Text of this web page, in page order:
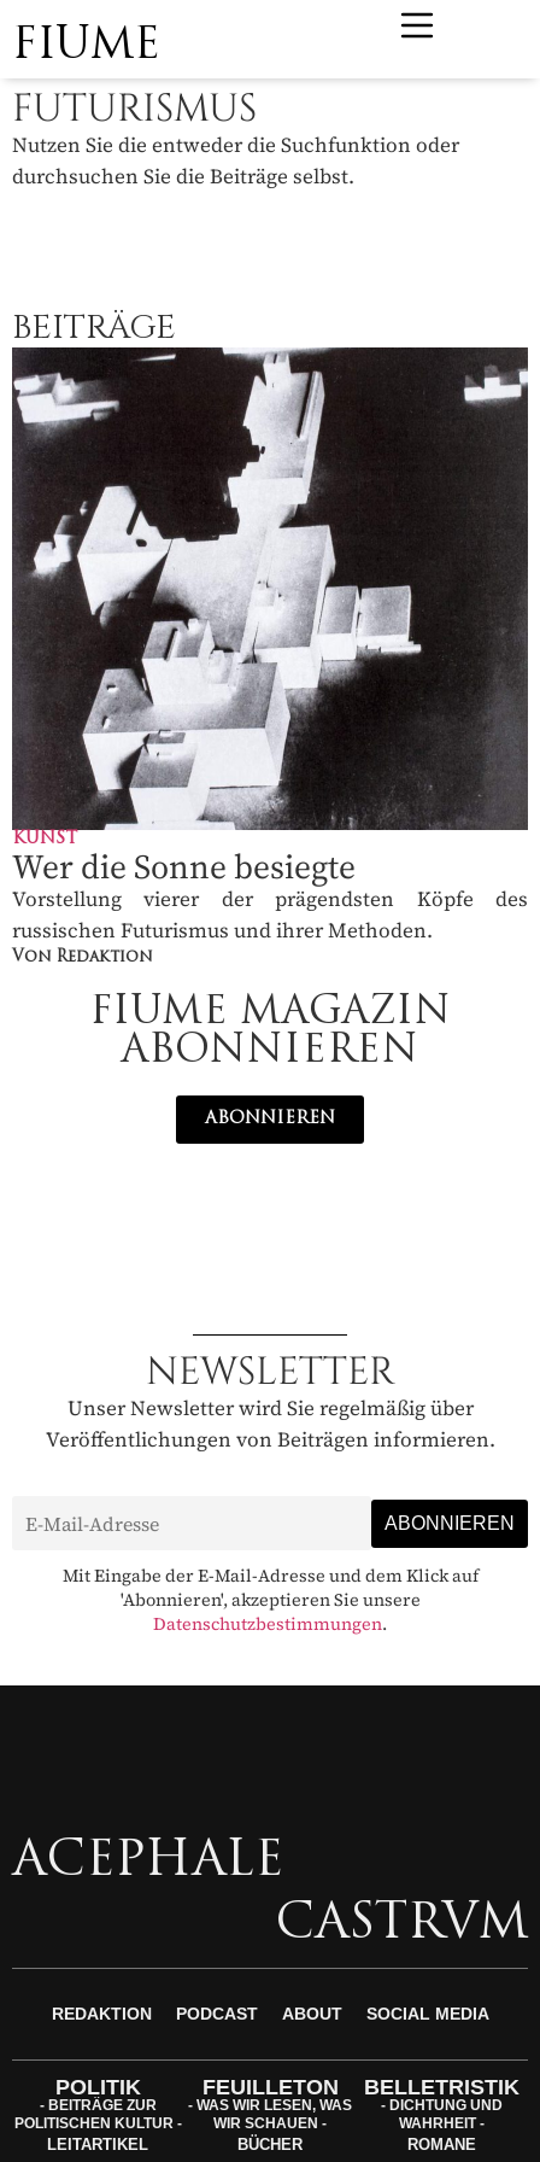
FIUME
FUTURISMUS
Nutzen Sie die entweder die Suchfunktion oder
durchsuchen Sie die Beiträge selbst.
BEITRÄGE
KUNST
Wer die Sonne besiegte
Vorstellung vierer der prägendsten Köpfe des
russischen Futurismus und ihrer Methoden.
Von Redaktion
FIUME MAGAZIN
ABONNIEREN
ABONNIEREN
NEWSLETTER
Unser Newsletter wird Sie regelmäßig über
Veröffentlichungen von Beiträgen informieren.
Mit Eingabe der E-Mail-Adresse und dem Klick auf
'Abonnieren', akzeptieren Sie unsere
Datenschutzbestimmungen.
ACEPHALE
CASTRVM
REDAKTION PODCAST ABOUT SOCIAL MEDIA
POLITIK
- BEITRÄGE ZUR
POLITISCHEN KULTUR -
LEITARTIKEL
FEUILLETON
- WAS WIR LESEN, WAS
WIR SCHAUEN -
BÜCHER
BELLETRISTIK
- DICHTUNG UND
WAHRHEIT -
ROMANE